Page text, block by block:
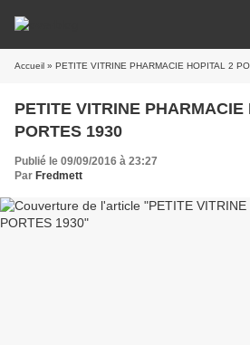
Accueil » PETITE VITRINE PHARMACIE HOPITAL 2
PETITE VITRINE PHARMACIE
PORTES 1930
Publié le 09/09/2016 à 23:27
Par Fredmett